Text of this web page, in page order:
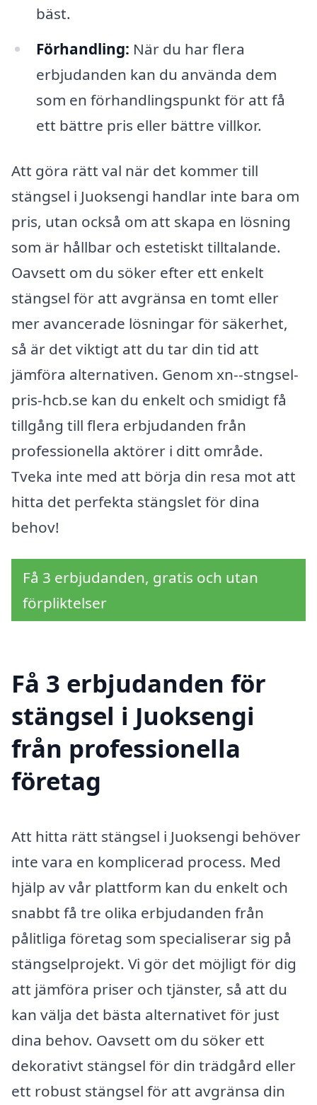
bäst.
Förhandling: När du har flera
erbjudanden kan du använda dem
som en förhandlingspunkt för att få
ett bättre pris eller bättre villkor.
Att göra rätt val när det kommer till
stängsel i Juoksengi handlar inte bara om
pris, utan också om att skapa en lösning
som är hållbar och estetiskt tilltalande.
Oavsett om du söker efter ett enkelt
stängsel för att avgränsa en tomt eller
mer avancerade lösningar för säkerhet,
så är det viktigt att du tar din tid att
jämföra alternativen. Genom xn--stngsel-
pris-hcb.se kan du enkelt och smidigt få
tillgång till flera erbjudanden från
professionella aktörer i ditt område.
Tveka inte med att börja din resa mot att
hitta det perfekta stängslet för dina
behov!
Få 3 erbjudanden, gratis och utan
förpliktelser
Få 3 erbjudanden för
stängsel i Juoksengi
från professionella
företag
Att hitta rätt stängsel i Juoksengi behöver
inte vara en komplicerad process. Med
hjälp av vår plattform kan du enkelt och
snabbt få tre olika erbjudanden från
pålitliga företag som specialiserar sig på
stängselprojekt. Vi gör det möjligt för dig
att jämföra priser och tjänster, så att du
kan välja det bästa alternativet för just
dina behov. Oavsett om du söker ett
dekorativt stängsel för din trädgård eller
ett robust stängsel för att avgränsa din